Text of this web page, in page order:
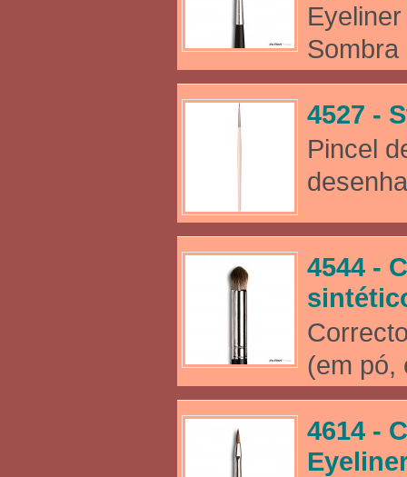
4527 -
Pincel
4544 -
(em pó,
4614 -